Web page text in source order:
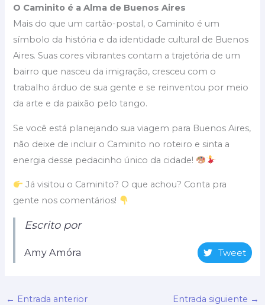
O Caminito é a Alma de Buenos Aires
Mais do que um cartão-postal, o Caminito é um
símbolo da história e da identidade cultural de Buenos
Aires. Suas cores vibrantes contam a trajetória de um
bairro que nasceu da imigração, cresceu com o
trabalho árduo de sua gente e se reinventou por meio
da arte e da paixão pelo tango.
Se você está planejando sua viagem para Buenos Aires,
não deixe de incluir o Caminito no roteiro e sinta a
energia desse pedacinho único da cidade!
Já visitou o Caminito? O que achou? Conta pra
gente nos comentários!
Escrito por
Amy Amóra Tweet
← Entrada anterior Entrada siguiente →